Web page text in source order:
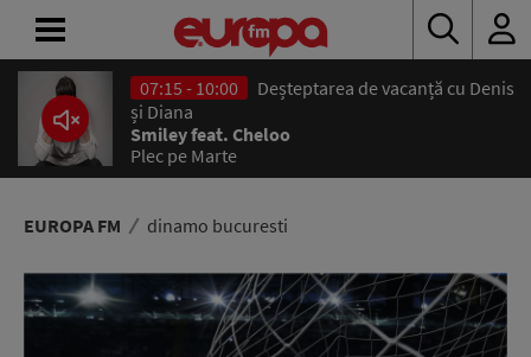
07:15 - 10:00
Deșteptarea de vacanță cu Denis
și Diana
Smiley feat. Cheloo
Plec pe Marte
EUROPA FM dinamo bucuresti
ACASĂ
ȘTIRI
RADIO
CONCURSURI